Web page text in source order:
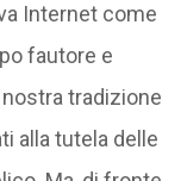
Internet come
fautore e
tradizione
alla tutela delle